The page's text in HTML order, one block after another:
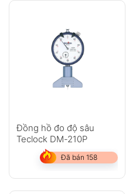
Đồng hồ đo độ sâu
Teclock DM-210P
Đã bán 158